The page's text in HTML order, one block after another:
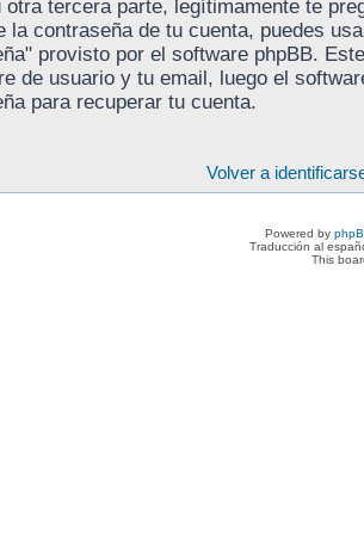
otra tercera parte, legítimamente te
la contraseña de tu cuenta, puedes
provisto por el software phpBB.
de usuario y tu email, luego el
para recuperar tu cuenta.
Volver a
Powered by
Traducción al
This